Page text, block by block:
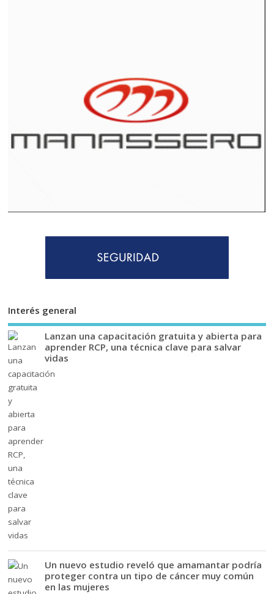
Interés general
Lanzan una capacitación gratuita y abierta para
aprender RCP, una técnica clave para salvar
vidas
Un nuevo estudio reveló que amamantar podría
proteger contra un tipo de cáncer muy común
en las mujeres